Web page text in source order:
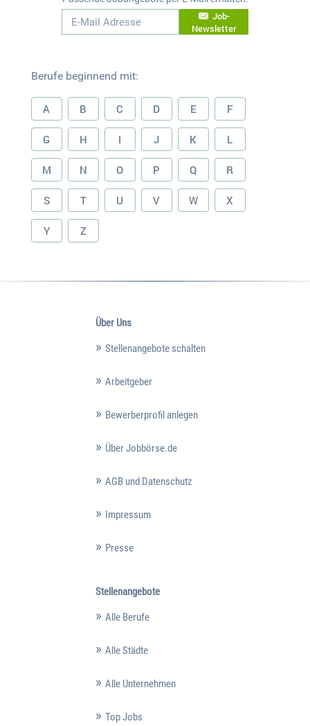
Job-
Newsletter
Berufe beginnend mit:
A B C D E F
G H I J K L
M N O P Q R
S T U V W X
Y Z
Über Uns
Stellenangebote schalten
Arbeitgeber
Bewerberprofil anlegen
Über Jobbörse.de
AGB und Datenschutz
Impressum
Presse
Stellenangebote
Alle Berufe
Alle Städte
Alle Unternehmen
Top Jobs